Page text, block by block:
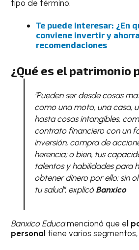
tipo de término.
Te puede interesar: ¿En
conviene invertir y
recomendaciones
¿Qué es el patrimonio
"Pueden ser desde cosas
como una moto, una casa,
hasta cosas intangibles,
contrato financiero con un
inversión, compra de
herencia; o bien, tus
talentos y habilidades para
obtener dinero por ello; sin
tu salud", explicó Banxico
Banxico Educamencionó que e l
personal tiene varios segmentos,